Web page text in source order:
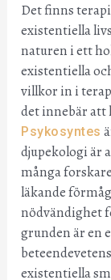
Det finns
existentiella
naturen i ett
existentiella
villkor in i
det innebär att
Psykosyntes
djupekologi är
många
läkande
nödvändighet
grunden är en
existentiella